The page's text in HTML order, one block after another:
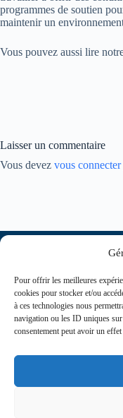
Pour offrir les meilleures
cookies pour stocker et/ou
à ces technologies nous
navigation ou les ID uniques
consentement peut avoir un
programmes de soutien
maintenir un
Vous pouvez aussi lire
Laisser un commentaire
Vous devez vous connecter